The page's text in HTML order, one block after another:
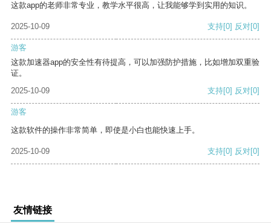
这款app的老师非常专业，教学水平很高，让我能够学到实用的知识。
2025-10-09 支持[0] 反对[0]
游客
这款加速器app的安全性有待提高，可以加强防护措施，比如增加双重验
证。
2025-10-09
支持[0] 反对[0]
游客
这款软件的操作非常简单，即使是小白也能快速上手。
2025-10-09 支持[0] 反对[0]
友情链接